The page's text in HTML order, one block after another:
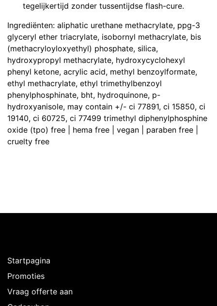
tegelijkertijd zonder tussentijdse flash-cure.
Ingrediënten: aliphatic urethane methacrylate, ppg-3
glyceryl ether triacrylate, isobornyl methacrylate, bis
(methacryloyloxyethyl) phosphate, silica,
hydroxypropyl methacrylate, hydroxycyclohexyl
phenyl ketone, acrylic acid, methyl benzoylformate,
ethyl methacrylate, ethyl trimethylbenzoyl
phenylphosphinate, bht, hydroquinone, p-
hydroxyanisole, may contain +/- ci 77891, ci 15850, ci
19140, ci 60725, ci 77499 trimethyl diphenylphosphine
oxide (tpo) free | hema free | vegan | paraben free |
cruelty free
Startpagina
Promoties
Vraag offerte aan